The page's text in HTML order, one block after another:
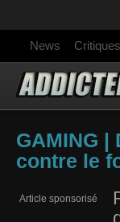
News Critiques
GAMING
contre le
Article sponsorisé